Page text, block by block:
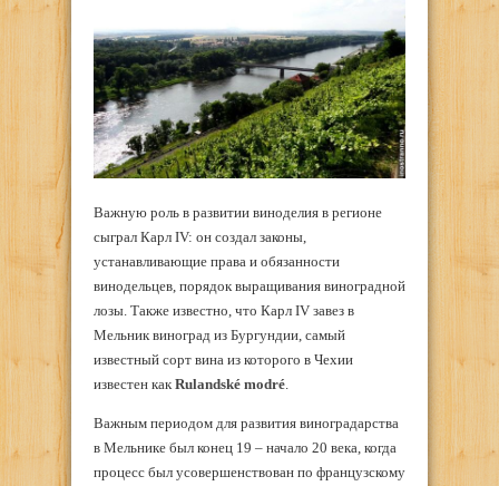
Важную роль в развитии виноделия в регионе
сыграл Карл IV: он создал законы,
устанавливающие права и обязанности
винодельцев, порядок выращивания виноградной
лозы. Также известно, что Карл IV завез в
Мельник виноград из Бургундии, самый
известный сорт вина из которого в Чехии
известен как Rulandské modré
Важным периодом для развития виноградарства
в Мельнике был конец 19 – начало 20 века, когда
процесс был усовершенствован по французскому